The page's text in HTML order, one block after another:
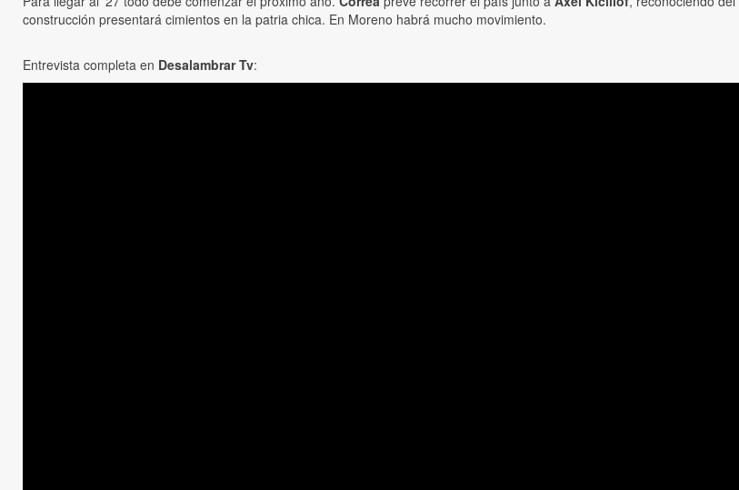
construcción presentará cimientos en la patria chica. En Moreno habrá mucho movimiento.
Entrevista completa en Desalambrar Tv: